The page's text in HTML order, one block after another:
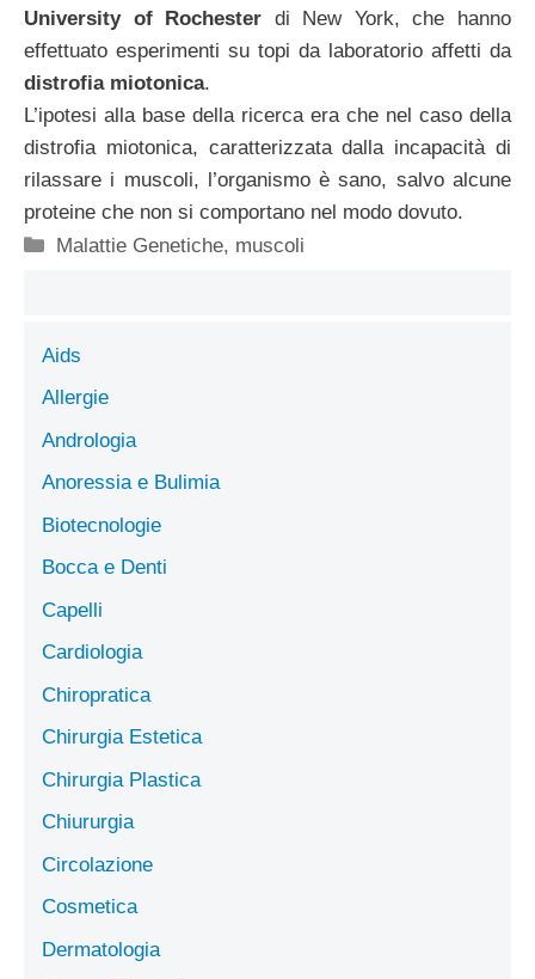
University of Rochester di New York, che hanno
effettuato esperimenti su topi da laboratorio affetti da
distrofia miotonica.
L’ipotesi alla base della ricerca era che nel caso della
distrofia miotonica, caratterizzata dalla incapacità di
rilassare i muscoli, l’organismo è sano, salvo alcune
proteine che non si comportano nel modo dovuto.
Categorie
Malattie Genetiche, muscoli
Aids
Allergie
Andrologia
Anoressia e Bulimia
Biotecnologie
Bocca e Denti
Capelli
Cardiologia
Chiropratica
Chirurgia Estetica
Chirurgia Plastica
Chiururgia
Circolazione
Cosmetica
Dermatologia